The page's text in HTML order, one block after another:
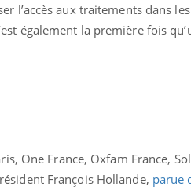
l’accès aux traitements dans
également la première fois
One France, Oxfam France,
François Hollande, parue